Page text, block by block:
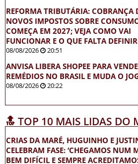
REFORMA TRIBUTÁRIA: COBRANÇA
NOVOS IMPOSTOS SOBRE
COMEÇA EM 2027; VEJA COMO VAI
FUNCIONAR E O QUE FALTA DEFINIR
08/08/2026 20:51
ANVISA LIBERA SHOPEE PARA
REMÉDIOS NO BRASIL E MUDA O
08/08/2026 20:22
🔝 TOP 10 MAIS LIDAS DO
CRIAS DA MARÉ, HUGUINHO E
CELEBRAM FASE: ‘CHEGAMOS NUM
BEM DIFÍCIL E SEMPRE